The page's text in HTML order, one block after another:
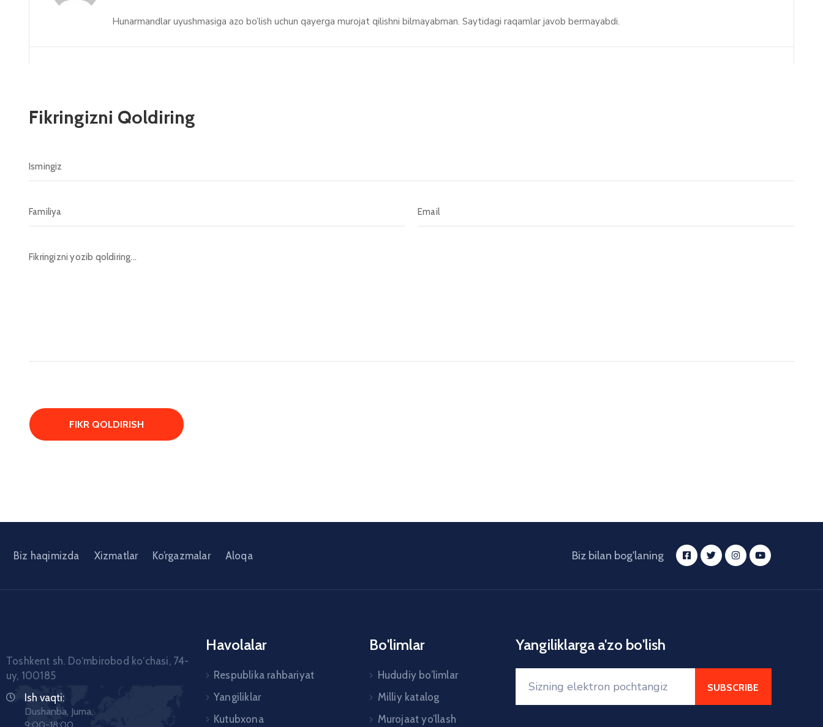
Hunarmandlar uyushmasiga azo bo’lish uchun qayerga murojat qilishni bilmayabman. Saytidagi raqamlar javob bermayabdi.
Fikringizni Qoldiring
Biz haqimizda Xizmatlar Ko’rgazmalar Aloqa Biz bilan bog'laning
Toshkent sh. Doʼmbirobod koʼchasi, 74-
uy, 100185
Ish vaqti:
Dushanba, Juma,
9:00-18:00
Havolalar
Respublika rahbariyat
Yangiliklar
Kutubxona
Bo'limlar
Hududiy bo’limlar
Milliy katalog
Murojaat yo’llash
Yangiliklarga a'zo bo'lish